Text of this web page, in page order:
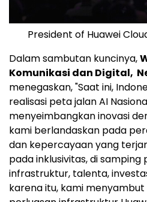
President of Huawei
Dalam sambutan kuncinya,
Komunikasi dan Digital,
menegaskan, "Saat ini,
realisasi peta jalan AI
menyeimbangkan inovasi
kami berlandaskan pada
dan kepercayaan yang
pada inklusivitas, di
infrastruktur, talenta,
karena itu, kami